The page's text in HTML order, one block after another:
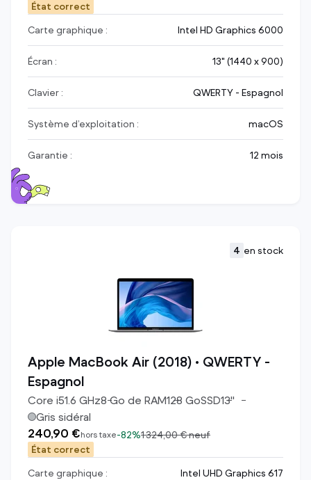
État correct
Carte graphique :
Intel HD Graphics 6000
Écran : 13" (1440 x 900)
Clavier : QWERTY - Espagnol
Système d’exploitation : macOS
Garantie : 12 mois
4 en stock
Apple MacBook Air (2018) • QWERTY -
Espagnol
Core i51.6 GHz8Go de RAM128 GoSSD13"
Gris sidéral
240,90 €hors taxe-82%1 324,00 €neuf
État correct
Carte graphique :
Intel UHD Graphics 617